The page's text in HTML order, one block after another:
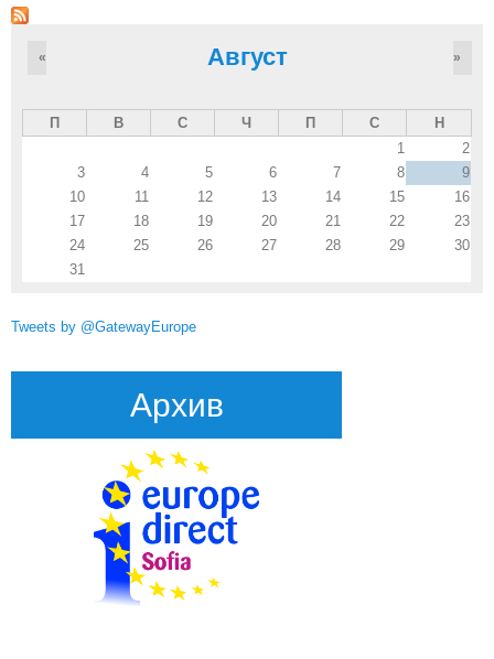
Август
« »
П В С Ч П С
Н
1
2
3
4 5 6 7 8
9
10
11 12 13 14 15
16
17
18 19 20 21 22
23
24
25 26 27 28 29
30
31
Tweets by @GatewayEurope
Архив